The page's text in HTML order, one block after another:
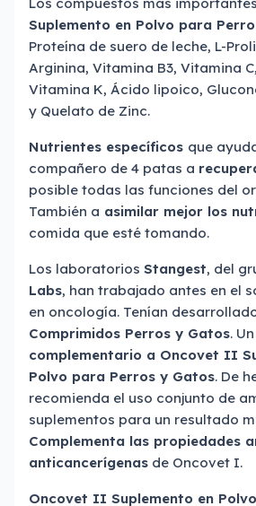
Suplemento en Polvo para
Proteína de suero de leche, L-
Arginina, Vitamina B3, Vitamina
Vitamina K, Ácido lipoico,
y Quelato de Zinc.
Nutrientes específicos que
compañero de 4 patas a
posible todas las funciones del
También a asimilar mejor los
comida que esté tomando.
Los laboratorios Stangest, del
Labs, han trabajado antes en el
en oncología. Tenían
Comprimidos Perros y Gatos.
complementario a Oncovet II
Polvo para Perros y Gatos. De
recomienda el uso conjunto de
suplementos para un resultado
Complementa las propiedades
anticancerígenas de Oncovet I.
Oncovet II Suplemento en